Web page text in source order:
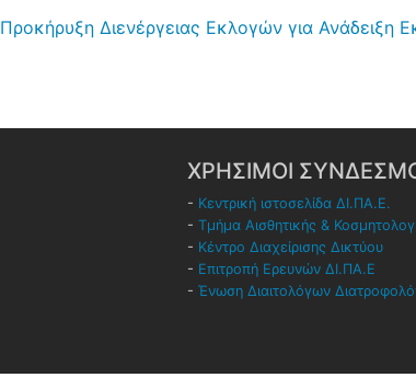
Προκήρυξη Διενέργειας Εκλογών για Ανάδειξη
ΧΡΗΣΙΜΟΙ
- Κεντρική ιστοσελίδα ΔΙ.ΠΑ.Ε.
- Τμήμα Αισθητικής &
- Κέντρο Διαχείρισης Δικτύου
- Επιτροπή Ερευνών ΔΙ.ΠΑ.Ε
- Ένωση Διαιτολόγων